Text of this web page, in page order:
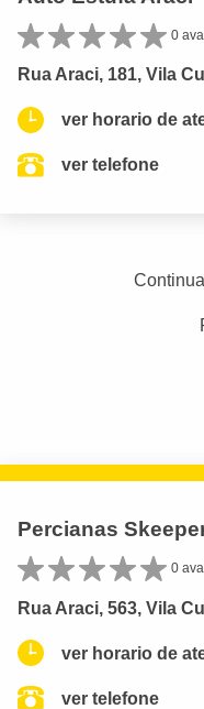
0
Rua Araci, 181, Vila
ver horario de
ver telefone
Percianas
0
Rua Araci, 563, Vila
ver horario de
ver telefone